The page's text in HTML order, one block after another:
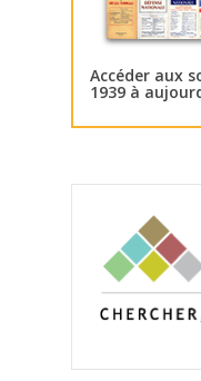
Accéder aux
1939 à